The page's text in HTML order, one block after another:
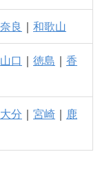
奈良 ｜ 和歌山
山口 ｜ 徳島 ｜ 香
大分 ｜ 宮崎 ｜ 鹿